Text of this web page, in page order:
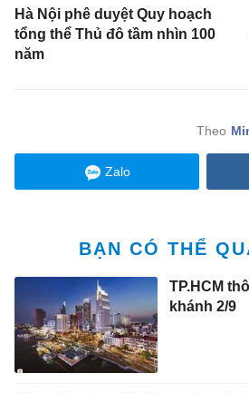
Hà Nội phê duyệt Quy hoạch
tổng thể Thủ đô tầm nhìn 100
năm
Zalo
BẠN CÓ THỂ
TP.HCM
khánh 2/9